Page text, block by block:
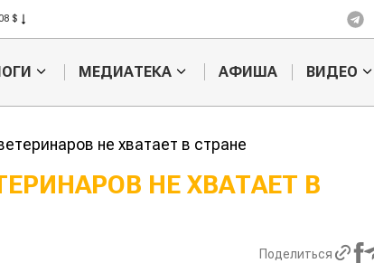
$
МЕДИАТЕКА АФИША ВИДЕО
не хватает в стране
НЕ ХВАТАЕТ В
Поделиться